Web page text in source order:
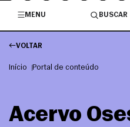
MENU
BUSCAR
VOLTAR
Início Portal de conteúdo
Acervo